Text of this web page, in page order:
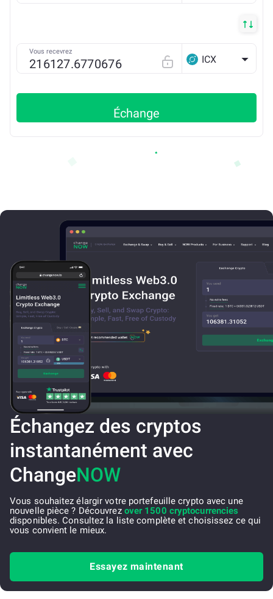
Vous recevrez
ICX
Échange
Échangez des cryptos
instantanément avec
ChangeNOW
Vous souhaitez élargir votre portefeuille crypto avec une
nouvelle pièce ? Découvrez over 1500 cryptocurrencies
disponibles. Consultez la liste complète et choisissez ce qui
vous convient le mieux.
Essayez maintenant